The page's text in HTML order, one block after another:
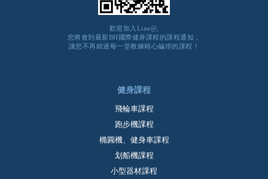
歡迎加入Line@,
您將會到最新BH國際健身課程的課程通知，
讓您不再錯過每一堂教練精心編排的課程！
健身課程
飛輪車課程
跑步機課程
橢圓機、健身車課程
划船機課程
小型器材課程